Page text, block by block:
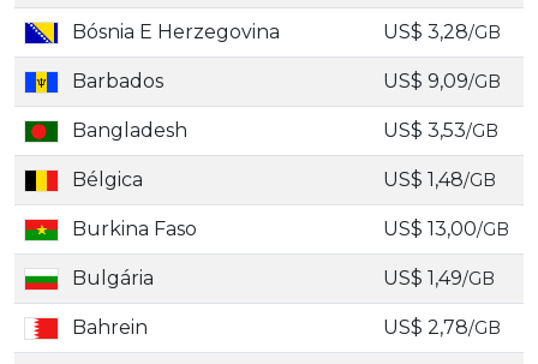
Bósnia E Herzegovina US$ 3,28/GB
Barbados US$ 9,09/GB
Bangladesh US$ 3,53/GB
Bélgica US$ 1,48/GB
Burkina Faso US$ 13,00/GB
Bulgária US$ 1,49/GB
Bahrein US$ 2,78/GB